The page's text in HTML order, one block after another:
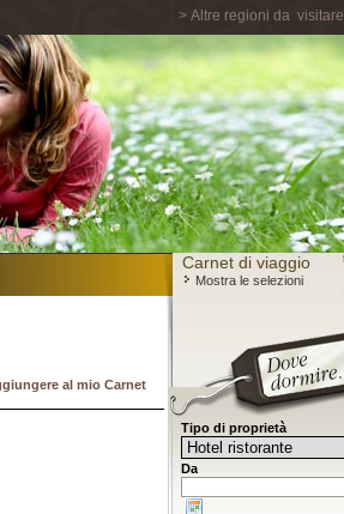
> Altre regioni da visitare
Carnet di viaggio
Mostra le selezioni
al mio Carnet
Tipo di proprietà
Da